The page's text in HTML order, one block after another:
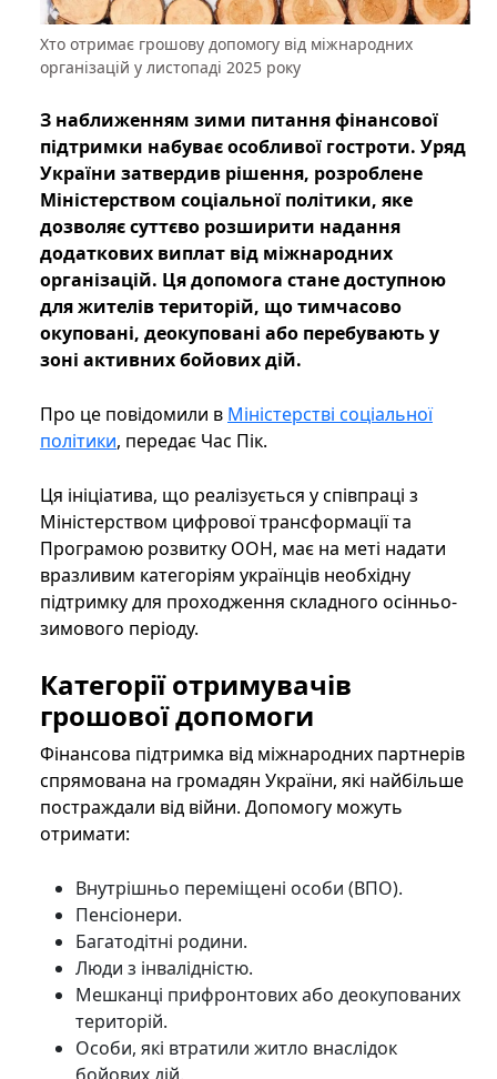
Хто отримає грошову допомогу від міжнародних
організацій у листопаді 2025 року
З наближенням зими питання фінансової
підтримки набуває особливої гостроти. Уряд
України затвердив рішення, розроблене
Міністерством соціальної політики, яке
дозволяє суттєво розширити надання
додаткових виплат від міжнародних
організацій. Ця допомога стане доступною
для жителів територій, що тимчасово
окуповані, деокуповані або перебувають у
зоні активних бойових дій.
Про це повідомили в Міністерстві соціальної
політики, передає Час Пік.
Ця ініціатива, що реалізується у співпраці з
Міністерством цифрової трансформації та
Програмою розвитку ООН, має на меті надати
вразливим категоріям українців необхідну
підтримку для проходження складного осінньо-
зимового періоду.
Категорії отримувачів
грошової допомоги
Фінансова підтримка від міжнародних партнерів
спрямована на громадян України, які найбільше
постраждали від війни. Допомогу можуть
отримати:
Внутрішньо переміщені особи (ВПО).
Пенсіонери.
Багатодітні родини.
Люди з інвалідністю.
Мешканці прифронтових або деокупованих
територій.
Особи, які втратили житло внаслідок